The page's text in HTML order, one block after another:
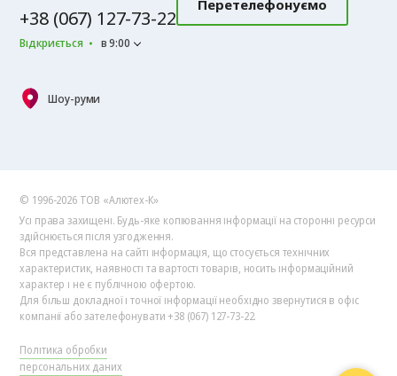
+38 (067) 127-73-22
Відкриється в 9:00
Перетелефонуємо
Шоу-руми
© 1996-2026 ТОВ «Алютех‑К»
Усі права захищені. Будь-яке копіювання інформації на сторонні ресурси
здійснюється після узгодження.
Вся представлена на сайті інформація, що стосується технічних
характеристик, наявності та вартості товарів, носить інформаційний
характер і не є публічною офертою.
Для більш докладної і точної інформації необхідно звернутися в офіс
компанії або зателефонувати +38 (067) 127-73-22.
Політика обробки
персональних даних